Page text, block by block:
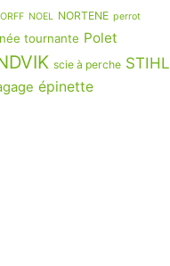
NOEL NORTENE perrot
tournante Polet
scie à perche STIHL
épinette